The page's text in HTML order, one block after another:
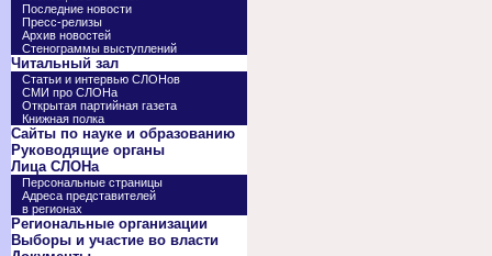
Последние новости
Пресс-релизы
Архив новостей
Стенограммы выступлений
Читальный зал
Статьи и интервью СЛОНов
СМИ про СЛОНа
Открытая партийная газета
Книжная полка
Сайты по науке и образованию
Руководящие органы
Лица СЛОНа
Персональные страницы
Адреса представителей
в регионах
Региональные организации
Выборы и участие во власти